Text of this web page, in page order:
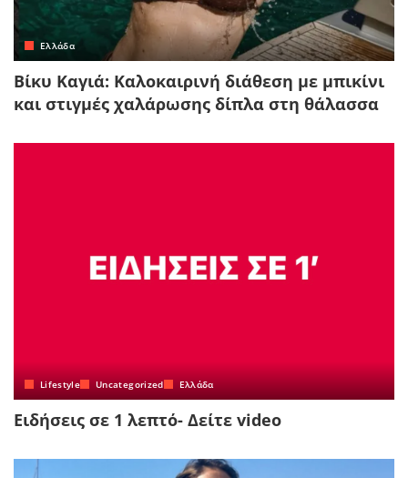
Ελλάδα
Βίκυ Καγιά: Καλοκαιρινή διάθεση με μπικίνι
και στιγμές χαλάρωσης δίπλα στη θάλασσα
Lifestyle Uncategorized Ελλάδα
Ειδήσεις σε 1 λεπτό- Δείτε video